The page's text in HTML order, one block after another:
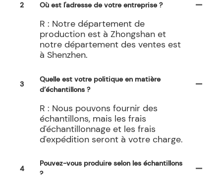
2 Où est l'adresse de votre entreprise ?
R : Notre département de
production est à Zhongshan et
notre département des ventes est
à Shenzhen.
3
Quelle est votre politique en matière
d’échantillons ?
R : Nous pouvons fournir des
échantillons, mais les frais
d'échantillonnage et les frais
d'expédition seront à votre charge.
4
Pouvez-vous produire selon les échantillons